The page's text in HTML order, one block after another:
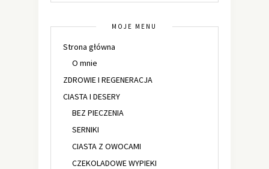
MOJE MENU
Strona główna
O mnie
ZDROWIE I REGENERACJA
CIASTA I DESERY
BEZ PIECZENIA
SERNIKI
CIASTA Z OWOCAMI
CZEKOLADOWE WYPIEKI